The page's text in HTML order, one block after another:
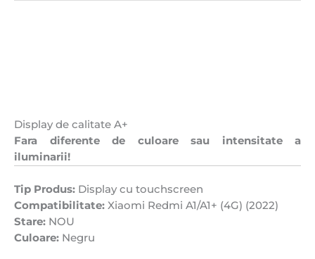
Display de calitate A+
Fara diferente de culoare sau intensitate a
iluminarii!
Tip Produs: Display cu touchscreen
Compatibilitate: Xiaomi Redmi A1/A1+ (4G) (2022)
Stare: NOU
Culoare: Negru